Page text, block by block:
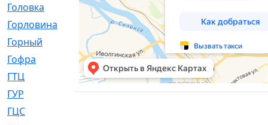
Головка
[28]
Горловина
[14]
Горный
Гофра
[86]
ГТЦ
[96]
ГУР
[34]
ГЦC